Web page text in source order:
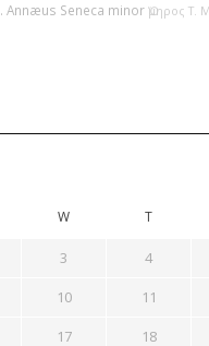
Annæus Seneca minor Ὅμηρος T.
W T
3 4
10 11
17 18